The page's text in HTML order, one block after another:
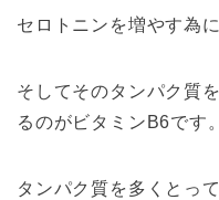
セロトニンを増やす為
そしてそのタンパク質
るのがビタミンB6です。
タンパク質を多くとっ